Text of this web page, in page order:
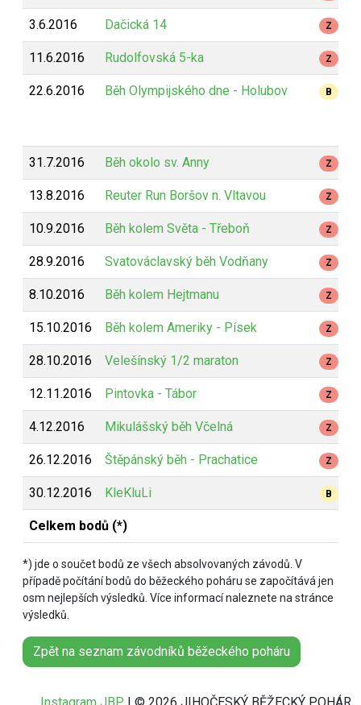
3.6.2016 Dačická 14 Z
11.6.2016 Rudolfovská 5-ka Z
22.6.2016 Běh Olympijského dne - Holubov B
31.7.2016 Běh okolo sv. Anny Z
13.8.2016 Reuter Run Boršov n. Vltavou Z
10.9.2016 Běh kolem Světa - Třeboň Z
28.9.2016 Svatováclavský běh Vodňany Z
8.10.2016 Běh kolem Hejtmanu Z
15.10.2016 Běh kolem Ameriky - Písek Z
28.10.2016 Velešínský 1/2 maraton Z
12.11.2016 Pintovka - Tábor Z
4.12.2016 Mikulášský běh Včelná Z
26.12.2016 Štěpánský běh - Prachatice Z
30.12.2016 KleKluLi B
Celkem bodů (*)
*) jde o součet bodů ze všech absolvovaných závodů. V
případě počítání bodů do běžeckého poháru se započítává jen
osm nejlepších výsledků. Více informací naleznete na stránce
výsledků.
Zpět na seznam závodníků běžeckého poháru